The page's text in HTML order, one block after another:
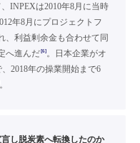
INPEXは2010年8月に当時
年8月にプロジェクトフ
、利益剰余金も合わせて同
へ進んだ[6]。日本企業がオ
2018年の操業開始まで6
。
し脱炭素へ転換したのか